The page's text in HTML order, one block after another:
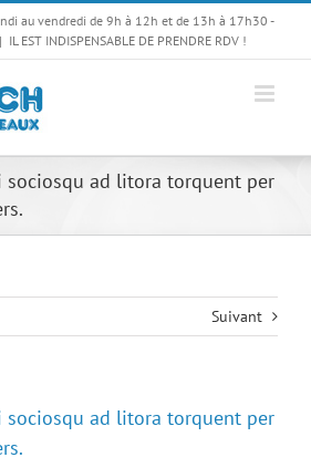
au vendredi de 9h à 12h et de 13h à 17h30 -
| IL EST INDISPENSABLE DE PRENDRE RDV !
sociosqu ad litora torquent per
Suivant
sociosqu ad litora torquent per